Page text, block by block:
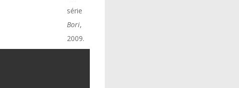
série
Bori,
2009.